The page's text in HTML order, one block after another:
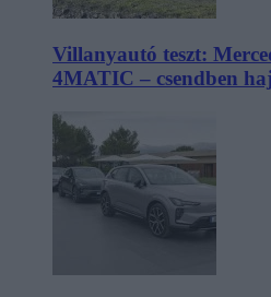
Villanyautó teszt:
4MATIC – csendben